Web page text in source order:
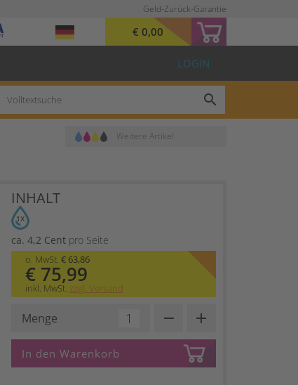
Geld-Zurück-Garantie
€ 0,00
LOGIN
search
Weitere Artikel
INHALT
1X
ca. 4,2 Centpro Seite
o. MwSt. € 63,86
€ 75,99
inkl. MwSt. zzgl. Versand
Menge remove add
In den Warenkorb